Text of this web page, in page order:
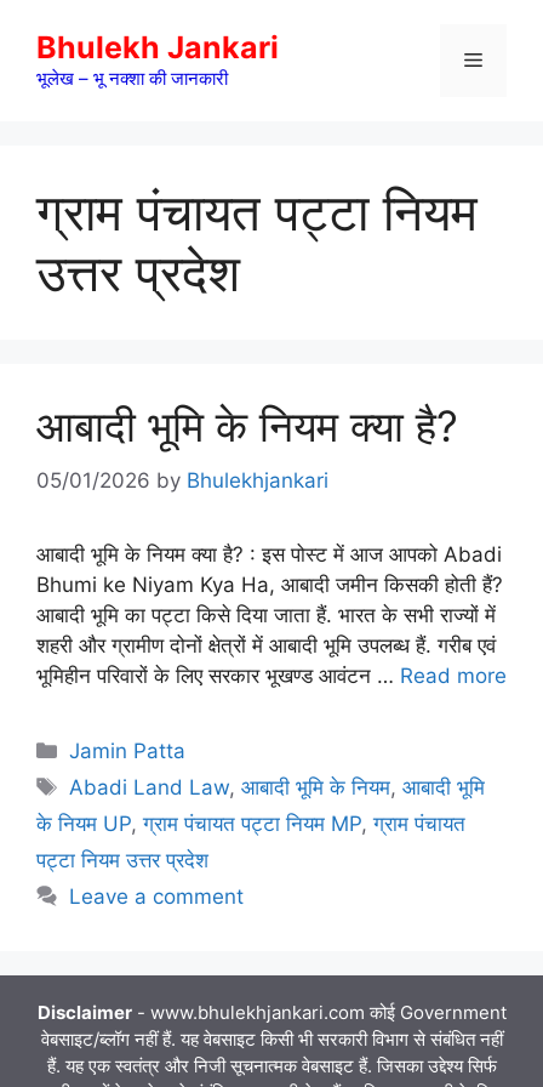
content
Bhulekh Jankari
भूलेख – भू नक्शा की जानकारी
Menu
ग्राम पंचायत पट्टा नियम
उत्तर प्रदेश
आबादी भूमि के नियम क्या है?
05/01/2026 by Bhulekhjankari
आबादी भूमि के नियम क्या है? : इस पोस्ट में आज आपको Abadi
Bhumi ke Niyam Kya Ha, आबादी जमीन किसकी होती हैं?
आबादी भूमि का पट्टा किसे दिया जाता हैं. भारत के सभी राज्यों में
शहरी और ग्रामीण दोनों क्षेत्रों में आबादी भूमि उपलब्ध हैं. गरीब एवं
भूमिहीन परिवारों के लिए सरकार भूखण्ड आवंटन … Read more
Categories
Jamin Patta
Tags
Abadi Land Law,आबादी भूमि के नियम,आबादी भूमि
के नियम UP,ग्राम पंचायत पट्टा नियम MP,ग्राम पंचायत
पट्टा नियम उत्तर प्रदेश
Leave a comment
Disclaimer- www.bhulekhjankari.com कोई Government
वेबसाइट/ब्लॉग नहीं हैं. यह वेबसाइट किसी भी सरकारी विभाग से संबंधित नहीं
हैं. यह एक स्वतंत्र और निजी सूचनात्मक वेबसाइट हैं. जिसका उद्देश्य सिर्फ